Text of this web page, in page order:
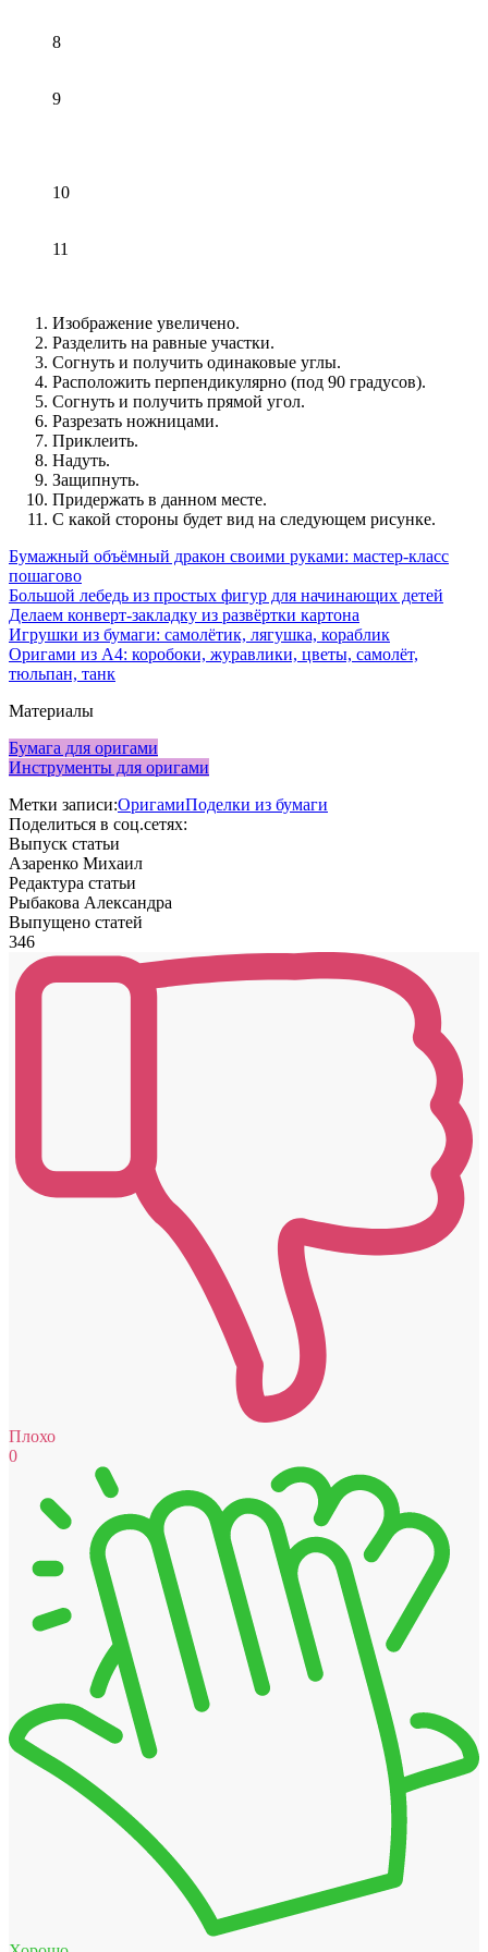
8
9
10
11
Изображение увеличено.
Разделить на равные участки.
Согнуть и получить одинаковые углы.
Расположить перпендикулярно (под 90 градусов).
Согнуть и получить прямой угол.
Разрезать ножницами.
Приклеить.
Надуть.
Защипнуть.
Придержать в данном месте.
С какой стороны будет вид на следующем рисунке.
Бумажный объёмный дракон своими руками: мастер-класс
пошагово
Большой лебедь из простых фигур для начинающих детей
Делаем конверт-закладку из развёртки картона
Игрушки из бумаги: самолётик, лягушка, кораблик
Оригами из А4: коробоки, журавлики, цветы, самолёт,
тюльпан, танк
Материалы
Бумага для оригами
Инструменты для оригами
Метки записи:ОригамиПоделки из бумаги
Поделиться в соц.сетях:
Выпуск статьи
Азаренко Михаил
Редактура статьи
Рыбакова Александра
Выпущено статей
346
Плохо
0